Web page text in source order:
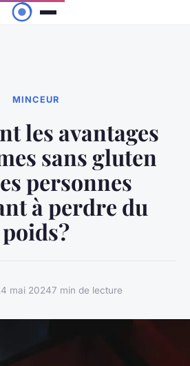
MINCEUR
les avantages
sans gluten
personnes
à perdre du
poids?
mai 20247 min de lecture